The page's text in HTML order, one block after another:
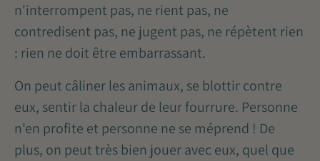
n'interrompent pas, ne rient pas, ne
contredisent pas, ne jugent pas, ne répètent rien
: rien ne doit être embarrassant.
On peut câliner les animaux, se blottir contre
eux, sentir la chaleur de leur fourrure. Personne
n'en profite et personne ne se méprend ! De
plus, on peut très bien jouer avec eux, quel que